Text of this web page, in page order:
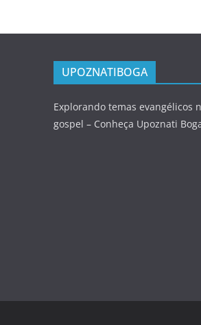
UPOZNATIBOGA
Explorando temas evangélicos
gospel – Conheça Upoznati